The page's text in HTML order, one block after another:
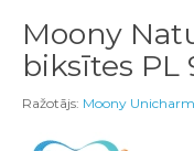
Moony
biksītes PL
Ražotājs: Moony